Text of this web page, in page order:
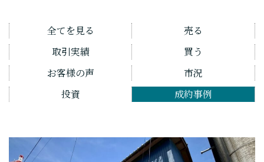
全てを見る
売る
取引実績
買う
お客様の声
市況
投資
成約事例